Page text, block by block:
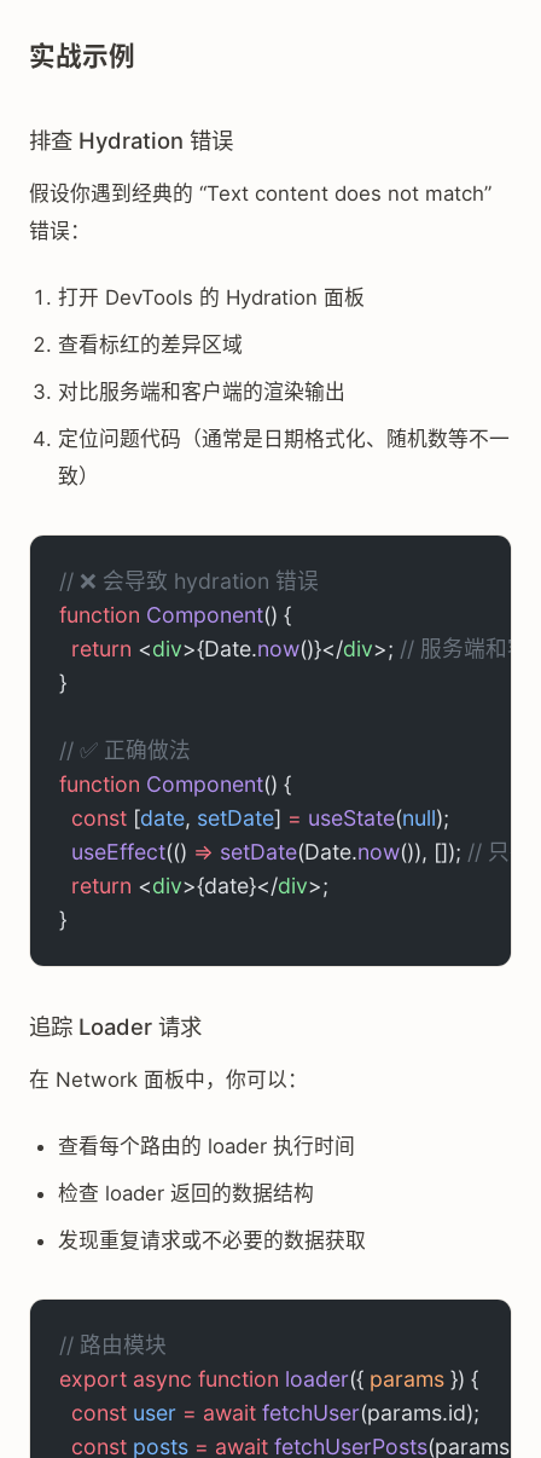
实战示例
排查 Hydration 错误
假设你遇到经典的 “Text content does not match”
错误：
打开 DevTools 的 Hydration 面板
查看标红的差异区域
对比服务端和客户端的渲染输出
定位问题代码（通常是日期格式化、随机数等不一
致）
// ❌ 会导致 hydration 错误
function Component() {
  return
<div>{Date.now()}</div>; // 服务端和客
}
// ✅ 正确做法
function Component() {
  const
[date, setDate] = useState(null);
  useEffect
(() => setDate(Date.now()), []); // 只在
  return
<div>{date}</div>;
}
追踪 Loader 请求
在 Network 面板中，你可以：
查看每个路由的 loader 执行时间
检查 loader 返回的数据结构
发现重复请求或不必要的数据获取
// 路由模块
export async function loader({ params }) {
  const
user = await fetchUser(params.id);
  const
posts = await fetchUserPosts